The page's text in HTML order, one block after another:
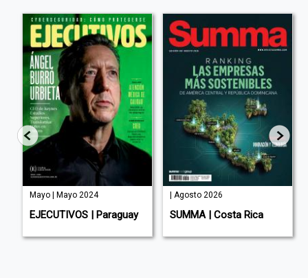
Mayo | Mayo 2024
EJECUTIVOS | Paraguay
| Agosto 2026
SUMMA | Costa Rica